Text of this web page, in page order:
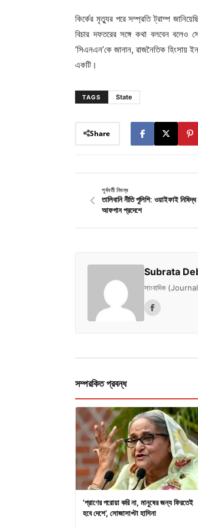
কির্কের মৃত্যুর পরে সম্প্রতি ট্রাম্প
বিচার দফতরের সঙ্গে কথা বলবেন বলেও
‘সিএনএন’কে জানান, রাজনৈতিক হিংসায়
একটি।
TAGS State
Share
পূর্ববর্তী নিবন্ধ
তালিবানি নীতি পুলিশি: ওয়াইফাই
আফগান প্রদেশে
Subrata
সাংবাদিক
সম্পরকিত প্রবন্ধ
’প্রাণের পরোয়া করি না, মানুষের জন্য ফিরতেই
হবে দেশে’, সোজাসাপ্টা হাসিনা